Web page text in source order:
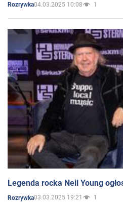
Rozrywka04.03.2025 10:08 1
Legenda rocka Neil Young
Rozrywka03.03.2025 19:21 1